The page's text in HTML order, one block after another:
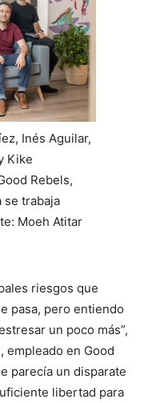
Inés Aguilar,
Kike
Rebels,
se trabaja
Moeh Atitar
riesgos que
pasa, pero entiendo
un poco más”,
empleado en Good
parecía un disparate
libertad para